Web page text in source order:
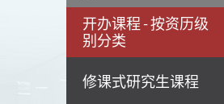
开办课程 - 按资历级
别分类
修课式研究生课程